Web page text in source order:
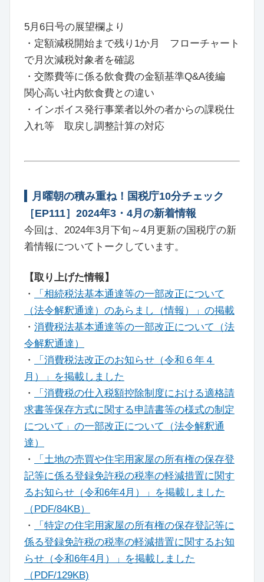
5月6日号の展望欄より
・定額減税開始まで残り1か月 フローチャート
で月次減税対象者を確認
・交際費等に係る飲食費の金額基準Q&A後編
関心高い社内飲食費との違い
・インボイス発行事業者以外の者からの課税仕
入れ等 取戻し調整計算の対応
月曜朝の積み重ね！国税庁10分チェック
［EP111］2024年3・4月の新着情報
今回は、2024年3月下旬～4月更新の国税庁の新
着情報についてトークしています。
【取り上げた情報】
・
「相続税法基本通達等の一部改正について
（法令解釈通達）のあらまし（情報）」の掲載
・ 消費税法基本通達等の一部改正について（法
令解釈通達）
・
「消費税法改正のお知らせ（令和６年４
月）」を掲載しました
・
「消費税の仕入税額控除制度における適格請
求書等保存方式に関する申請書等の様式の制定
について」の一部改正について（法令解釈通
達）
・
「土地の売買や住宅用家屋の所有権の保存登
記等に係る登録免許税の税率の軽減措置に関す
るお知らせ（令和6年4月）」を掲載しました
（PDF/84KB）
・
「特定の住宅用家屋の所有権の保存登記等に
係る登録免許税の税率の軽減措置に関するお知
らせ（令和6年4月）」を掲載しました
（PDF/129KB)